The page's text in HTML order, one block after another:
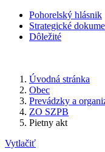
Pohorelský hlásnik
Strategické
Dôležité
Úvodná stránka
Obec
Prevádzky a
ZO SZPB
Pietny akt
Vytlačiť